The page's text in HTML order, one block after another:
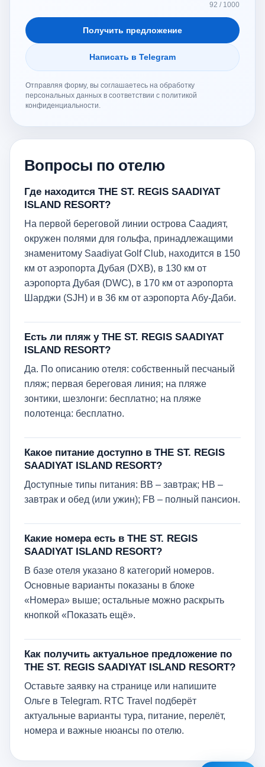
92 / 1000
Получить предложение
Написать в Telegram
Отправляя форму, вы соглашаетесь на обработку
персональных данных в соответствии с политикой
конфиденциальности.
Вопросы по отелю
Где находится THE ST. REGIS SAADIYAT
ISLAND RESORT?
На первой береговой линии острова Саадият,
окружен полями для гольфа, принадлежащими
знаменитому Saadiyat Golf Club, находится в 150
км от аэропорта Дубая (DXB), в 130 км от
аэропорта Дубая (DWC), в 170 км от аэропорта
Шарджи (SJH) и в 36 км от аэропорта Абу-Даби.
Есть ли пляж у THE ST. REGIS SAADIYAT
ISLAND RESORT?
Да. По описанию отеля: собственный песчаный
пляж; первая береговая линия; на пляже
зонтики, шезлонги: бесплатно; на пляже
полотенца: бесплатно.
Какое питание доступно в THE ST. REGIS
SAADIYAT ISLAND RESORT?
Доступные типы питания: BB – завтрак; HB –
завтрак и обед (или ужин); FB – полный пансион.
Какие номера есть в THE ST. REGIS
SAADIYAT ISLAND RESORT?
В базе отеля указано 8 категорий номеров.
Основные варианты показаны в блоке
«Номера» выше; остальные можно раскрыть
кнопкой «Показать ещё».
Как получить актуальное предложение по
THE ST. REGIS SAADIYAT ISLAND RESORT?
Оставьте заявку на странице или напишите
Ольге в Telegram. RTC Travel подберёт
актуальные варианты тура, питание, перелёт,
номера и важные нюансы по отелю.